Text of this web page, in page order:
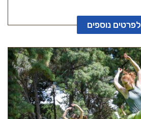
לפרטים נוספים